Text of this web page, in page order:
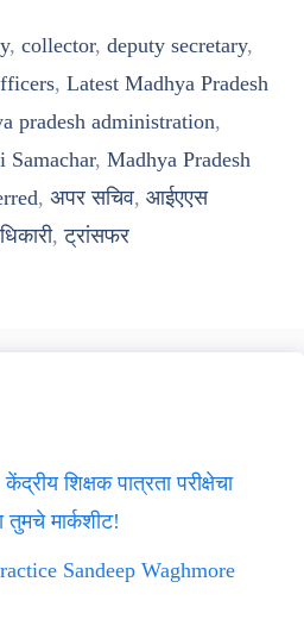
, collector, deputy secretary,
, Latest Madhya Pradesh
pradesh administration,
Samachar, Madhya Pradesh
, अपर सचिव, आईएएस
,ट्रांसफर
शिक्षक पात्रता परीक्षेचा
तुमचे मार्कशीट!
Sandeep Waghmore